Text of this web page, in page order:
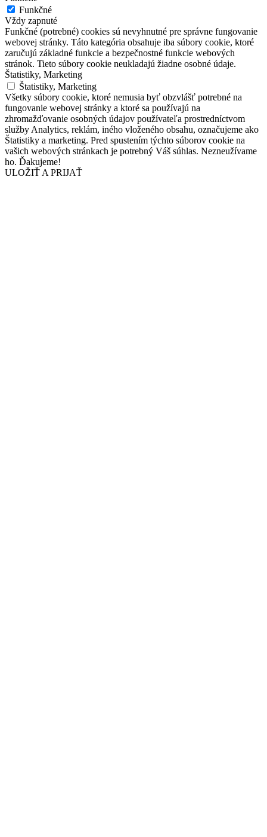
Funkčné
Vždy zapnuté
Funkčné (potrebné) cookies sú nevyhnutné pre správne fungovanie
webovej stránky. Táto kategória obsahuje iba súbory cookie, ktoré
zaručujú základné funkcie a bezpečnostné funkcie webových
stránok. Tieto súbory cookie neukladajú žiadne osobné údaje.
Štatistiky, Marketing
Štatistiky, Marketing
Všetky súbory cookie, ktoré nemusia byť obzvlášť potrebné na
fungovanie webovej stránky a ktoré sa používajú na
zhromažďovanie osobných údajov používateľa prostredníctvom
služby Analytics, reklám, iného vloženého obsahu, označujeme ako
Štatistiky a marketing. Pred spustením týchto súborov cookie na
vašich webových stránkach je potrebný Váš súhlas. Nezneužívame
ho. Ďakujeme!
ULOŽIŤ A PRIJAŤ